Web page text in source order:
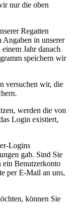
nur die oben
Regatten
Angaben in unserer
Jahr danach
speichern wir
versuchen wir, die
werden die von
Login existiert,
Logins
gab. Sind Sie
Benutzerkonto
per E-Mail an uns,
können Sie